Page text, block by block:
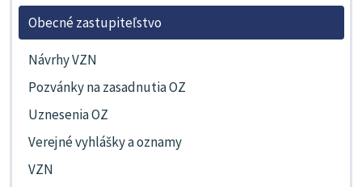
Obecné zastupiteľstvo
Návrhy VZN
Pozvánky na zasadnutia OZ
Uznesenia OZ
Verejné vyhlášky a oznamy
VZN